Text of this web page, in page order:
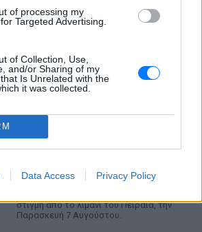
of processing my
Targeted Advertising.
of Collection, Use,
and/or Sharing of my
Is Unrelated with the
it was collected.
Data Access Privacy Policy
One""""»
αχαριστία που βιώνει στον χώρο της
μουσικής, 22 χρόνια μετά τη νίκη της
Ελλάδας στη Eurovision.
«Πάω διακοπές έναν μήνα» ‑ Η
απίθανη ατάκα στην κάμερα του
MEGA
Η κάμερα της εκπομπής «Κοινωνία Ώρα
στιγμή από το λιμάνι του Πειραιά, την
Παρασκευή 7 Αυγούστου.